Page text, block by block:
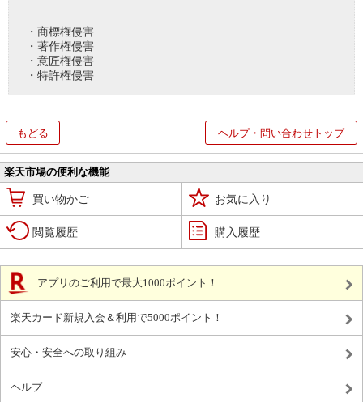
・商標権侵害
・著作権侵害
・意匠権侵害
・特許権侵害
もどる ヘルプ・問い合わせトップ
楽天市場の便利な機能
買い物かご お気に入り
閲覧履歴 購入履歴
アプリのご利用で最大1000ポイント！
楽天カード新規入会＆利用で5000ポイント！
安心・安全への取り組み
ヘルプ